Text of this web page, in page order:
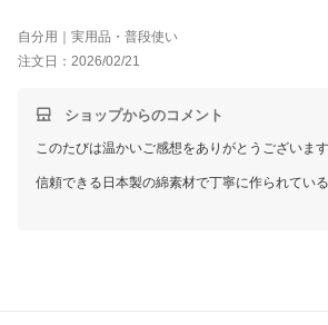
自分用｜実用品・普段使い
注文日：2026/02/21
ショップからのコメント
このたびは温かいご感想をありがとうございます
信頼できる日本製の綿素材で丁寧に作られてい